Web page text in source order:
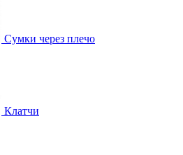
Сумки через плечо
Клатчи